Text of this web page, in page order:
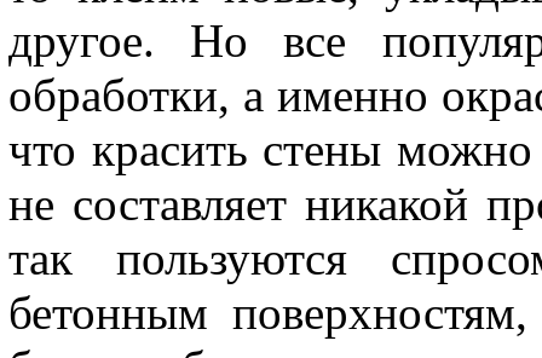
другое. Но все
обработки, а именно
что красить стены
не составляет никакой
так пользуются
бетонным